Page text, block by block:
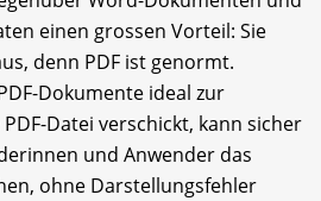
einen grossen Vorteil: Sie
denn PDF ist genormt.
Dokumente ideal zur
Datei verschickt, kann sicher
und Anwender das
ohne Darstellungsfehler